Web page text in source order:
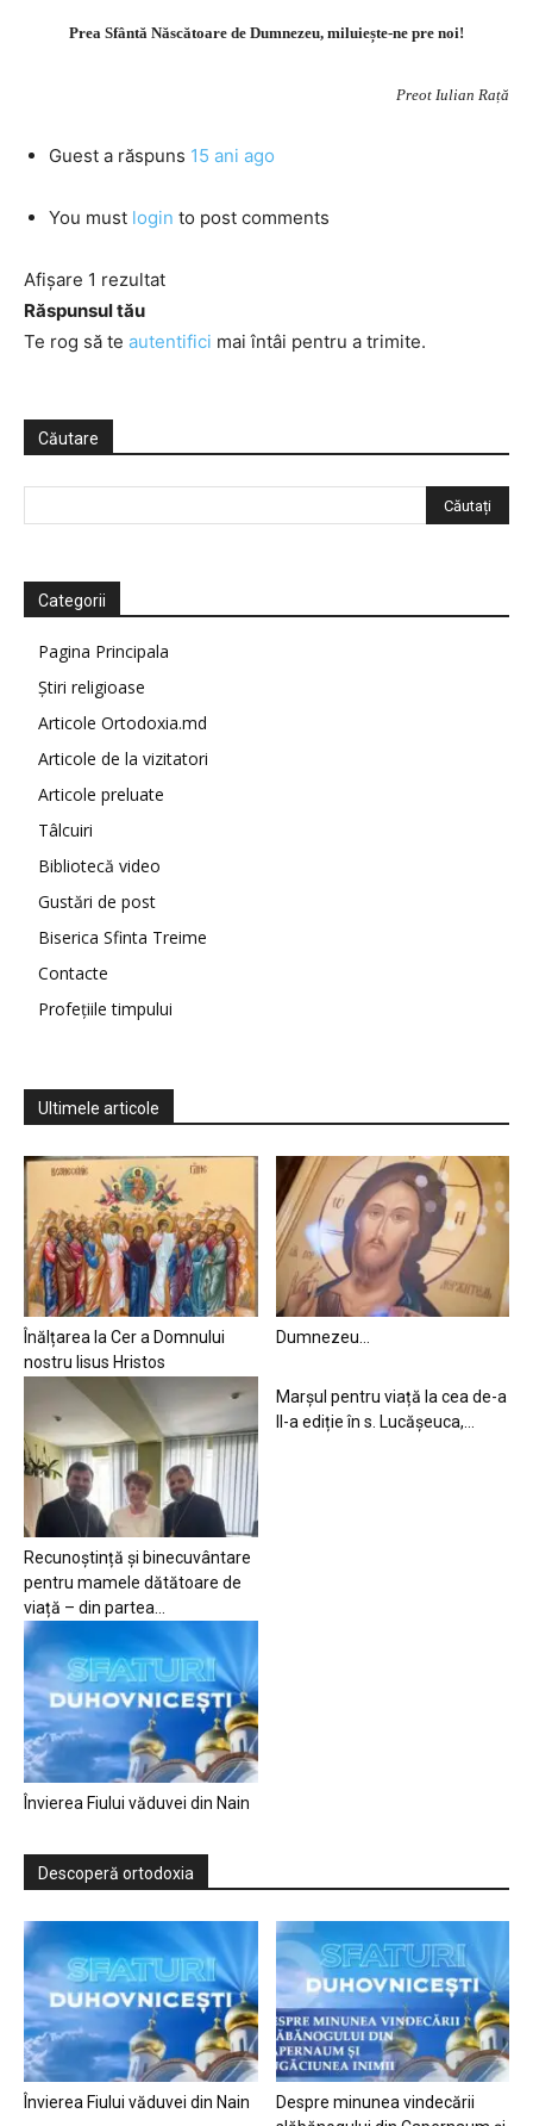
Prea Sfântă Născătoare de Dumnezeu, miluiește-ne pre noi!
Preot Iulian Rață
Guest a răspuns 15 ani ago
You must login to post comments
Afișare 1 rezultat
Răspunsul tău
Te rog să te autentifici mai întâi pentru a trimite.
Căutare
Categorii
Pagina Principala
Știri religioase
Articole Ortodoxia.md
Articole de la vizitatori
Articole preluate
Tâlcuiri
Bibliotecă video
Gustări de post
Biserica Sfinta Treime
Contacte
Profețiile timpului
Ultimele articole
Înălțarea la Cer a Domnului
nostru Iisus Hristos
Dumnezeu…
Recunoștință și binecuvântare
pentru mamele dătătoare de
viață – din partea...
Marșul pentru viață la cea de-a
II-a ediție în s. Lucășeuca,...
Învierea Fiului văduvei din Nain
Descoperă ortodoxia
Învierea Fiului văduvei din Nain
Despre minunea vindecării